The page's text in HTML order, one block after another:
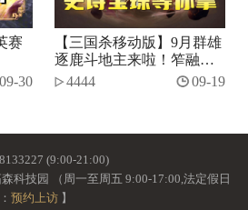
赛
09-30
【三国杀移动版】9月群雄
逐鹿斗地主来啦！笮融、
势张燕加入将池~
4444 09-19
(9:00-21:00)
科技园 （周一至周五 9:00-17:00,法定假日
预约上访】